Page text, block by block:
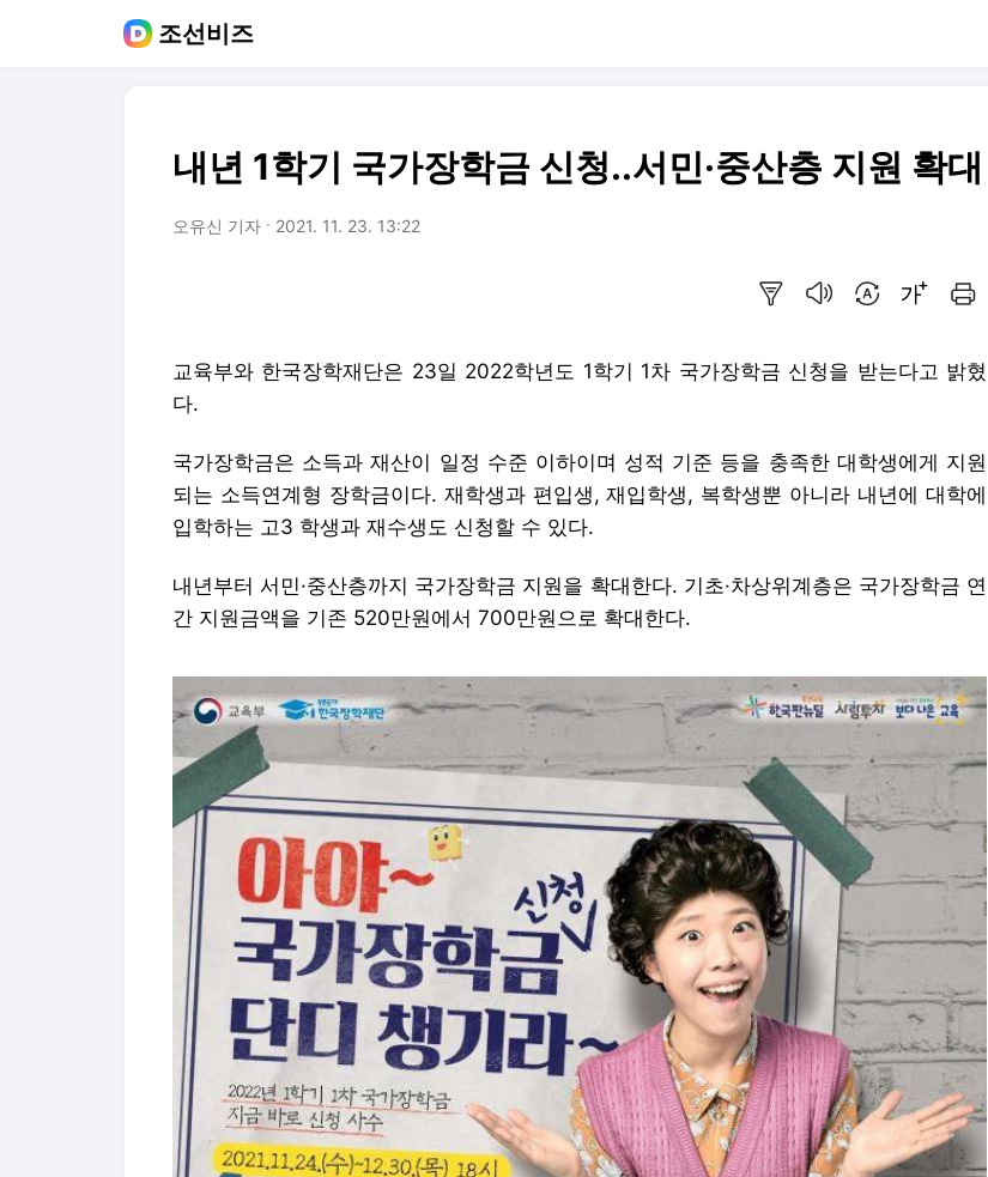
조선비즈
내년 1학기 국가장학금 신청..서민·중산층 지원 확대
오유신 기자 2021. 11. 23. 13:22
교육부와 한국장학재단은 23일 2022학년도 1학기 1차 국가장학금 신청을 받는다고 밝혔
다.
국가장학금은 소득과 재산이 일정 수준 이하이며 성적 기준 등을 충족한 대학생에게 지원
되는 소득연계형 장학금이다. 재학생과 편입생, 재입학생, 복학생뿐 아니라 내년에 대학에
입학하는 고3 학생과 재수생도 신청할 수 있다.
내년부터 서민·중산층까지 국가장학금 지원을 확대한다. 기초·차상위계층은 국가장학금 연
간 지원금액을 기존 520만원에서 700만원으로 확대한다.